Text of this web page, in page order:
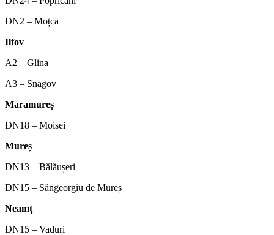
DN2 – Moțca
Ilfov
A2 – Glina
A3 – Snagov
Maramureș
DN18 – Moisei
Mureș
DN13 – Bălăușeri
DN15 – Sângeorgiu de Mureș
Neamț
DN15 – Vaduri